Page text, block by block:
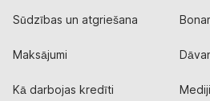
Sūdzības un atgriešana
Maksājumi
Kā darbojas kredīti